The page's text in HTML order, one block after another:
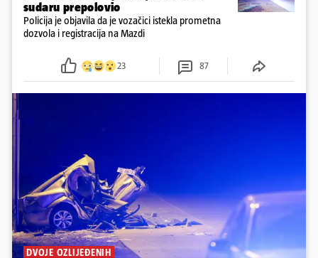
sudaru prepolovio
Policija je objavila da je vozačici istekla prometna
dozvola i registracija na Mazdi
23 87
DVOJE OZLIJEĐENIH